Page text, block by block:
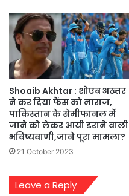
Shoaib Akhtar : शोएब अख्तर
ने कर दिया फैंस को नाराज,
पाकिस्तान के सेमीफानल में
जाने को लेकर आयी डराने वाली
भविष्यवाणी,जाने पूरा मामला?
21 October 2023
Leave a Reply